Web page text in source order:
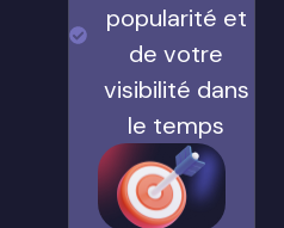
popularité et
de votre
visibilité dans
le temps